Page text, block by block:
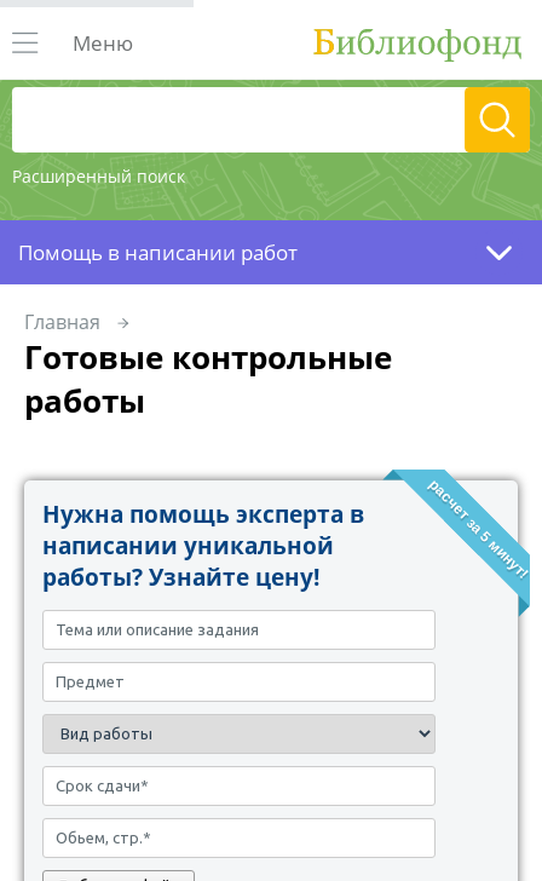
Расширенный поиск
Меню
Помощь в написании работ
Главная
Готовые контрольные
работы
расчет за 5 минут!
Нужна помощь эксперта в
написании уникальной
работы? Узнайте цену!